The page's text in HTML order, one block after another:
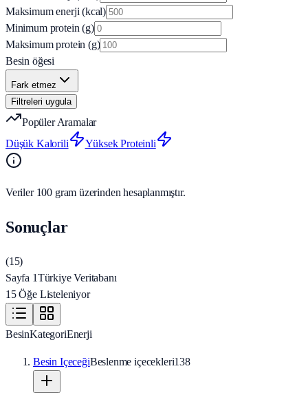
Maksimum enerji (kcal)
Minimum protein (g)
Maksimum protein (g)
Besin öğesi
Fark etmez
Filtreleri uygula
Popüler Aramalar
Düşük Kalorili
Yüksek Proteinli
Veriler 100 gram üzerinden hesaplanmıştır.
Sonuçlar
(15)
Sayfa 1Türkiye Veritabanı
15 Öğe Listeleniyor
BesinKategoriEnerji
Besin IçeceğiBeslenme içecekleri138